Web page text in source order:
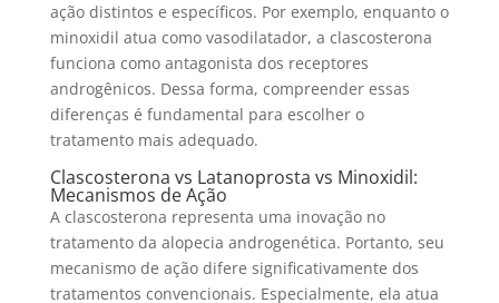
ação distintos e específicos. Por exemplo, enquanto o
minoxidil atua como vasodilatador, a clascosterona
funciona como antagonista dos receptores
androgênicos. Dessa forma, compreender essas
diferenças é fundamental para escolher o
tratamento mais adequado.
Clascosterona vs Latanoprosta vs Minoxidil:
Mecanismos de Ação
A clascosterona representa uma inovação no
tratamento da alopecia androgenética. Portanto, seu
mecanismo de ação difere significativamente dos
tratamentos convencionais. Especialmente, ela atua